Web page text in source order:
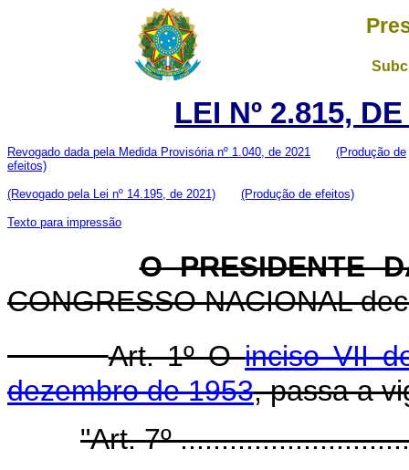
LEI Nº 2.815,
Revogado dada pela Medida Provisória nº 1.040, de 2021
(Produção de
efeitos)
(Revogado pela Lei nº 14.195, de 2021) (Produção de efeitos)
Texto para impressão
O PRESIDENTE
CONGRESSO NACIONAL
Art. 1º Oinciso VII
dezembro de 1953, passa a
"Art. 7º